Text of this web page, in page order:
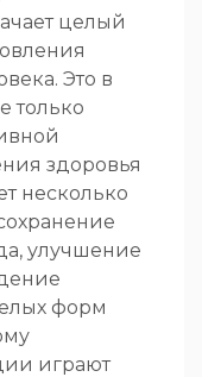
целый
Это в
только
здоровья
несколько
улучшение
форм
играют